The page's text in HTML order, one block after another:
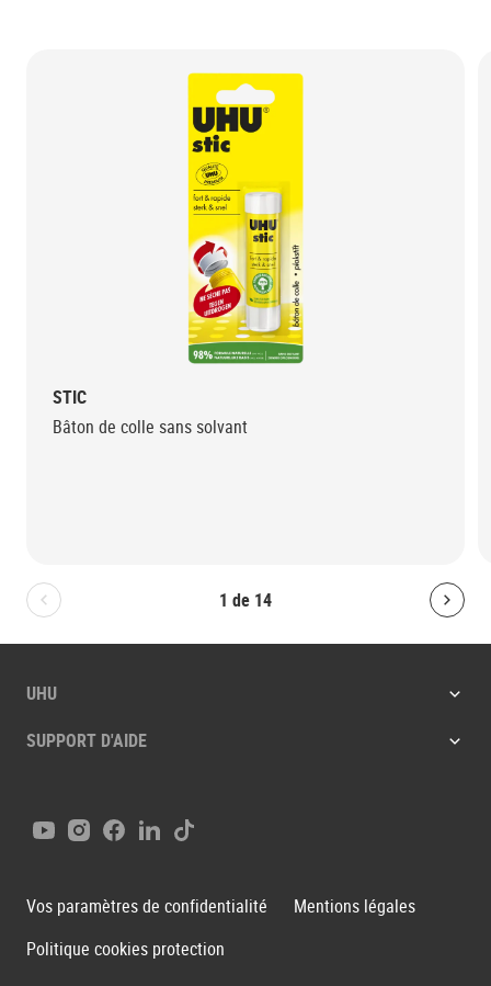
1 de 14
Bolton.General.PreviousSlide
STIC
Bâton de colle sans solvant
UHU
SUPPORT D'AIDE
YoutubeInstagram
Facebook
LinkedIn
Tiktok
Vos paramètres de confidentialité
Mentions légales
Politique cookies protection